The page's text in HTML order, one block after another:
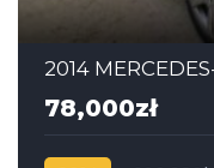
2014
78,000zł